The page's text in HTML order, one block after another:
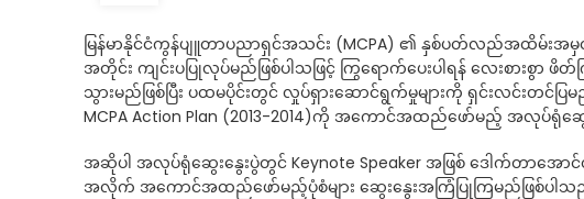
မြန်မာနိုင်ငံကွန်ပျူတာပညာရှင်အသင်း (MCPA) ၏ နှစ်ပတ်လည်အထိမ်း
အတိုင်း ကျင်းပပြုလုပ်မည်ဖြစ်ပါသဖြင့် ကြွရောက်ပေးပါရန် လေးစားစွာ
သွားမည်ဖြစ်ပြီး ပထမပိုင်းတွင် လှုပ်ရှားဆောင်ရွက်မှုများကို ရှင်းလင်းတင်
MCPA Action Plan (2013-2014)ကို အကောင်အထည်ဖော်မည့် အလုပ်ရုံဆွ
အဆိုပါ အလုပ်ရုံဆွေးနွေးပွဲတွင် Keynote Speaker အဖြစ် ဒေါက်တာအောင်ထွ
အလိုက် အကောင်အထည်ဖော်မည့်ပုံစံများ ဆွေးနွေးအကြံပြုကြမည်ဖြစ်ပ